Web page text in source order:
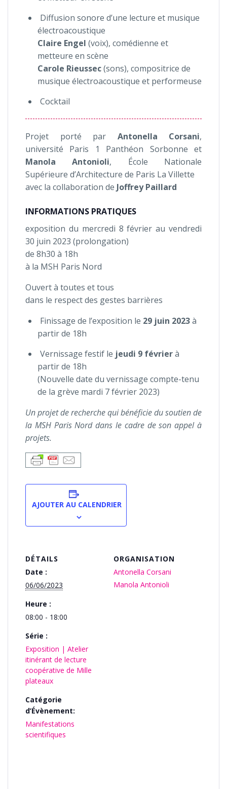
Diffusion sonore d’une lecture et musique
électroacoustique
Claire Engel (voix), comédienne et
metteure en scène
Carole Rieussec(sons), compositrice de
musique électroacoustique et performeuse
Cocktail
Projet porté par Antonella Corsani,
université Paris 1 Panthéon Sorbonne et
Manola Antonioli, École Nationale
Supérieure d’Architecture de Paris La Villette
avec la collaboration de Joffrey Paillard
INFORMATIONS PRATIQUES
exposition du mercredi 8 février au vendredi
30 juin 2023 (prolongation)
de 8h30 à 18h
à la MSH Paris Nord
Ouvert à toutes et tous
dans le respect des gestes barrières
Finissage de l’exposition le 29 juin 2023à
partir de 18h
Vernissage festif le jeudi 9 févrierà
partir de 18h
(Nouvelle date du vernissage compte-tenu
de la grève mardi 7 février 2023)
Un projet de recherche qui bénéficie du soutien de
la MSH Paris Nord dans le cadre de son appel à
projets.
AJOUTER AU CALENDRIER
DÉTAILS
Date :
06/06/2023
Heure :
08:00 - 18:00
Série :
Exposition | Atelier
itinérant de lecture
coopérative de Mille
plateaux
Catégorie
d’Évènement:
Manifestations
scientifiques
ORGANISATION
Antonella Corsani
Manola Antonioli